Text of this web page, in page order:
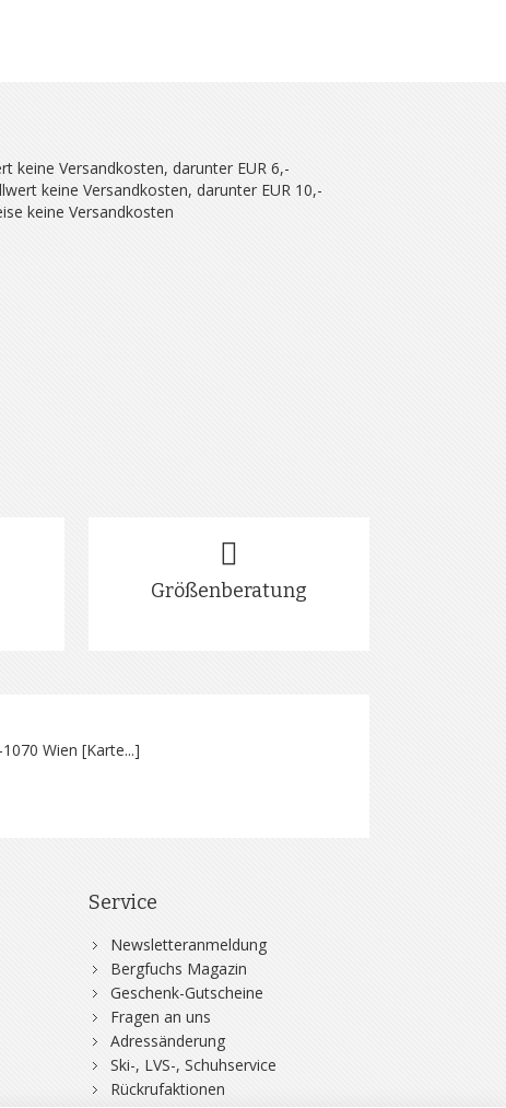
keine Versandkosten, darunter EUR 6,-
keine Versandkosten, darunter EUR 10,-
keine Versandkosten
Größenberatung
Wien [Karte...]
Service
Newsletteranmeldung
Bergfuchs Magazin
Geschenk-Gutscheine
Fragen an uns
Adressänderung
Ski-, LVS-, Schuhservice
Rückrufaktionen